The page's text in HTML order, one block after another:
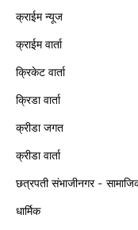
क्राईम न्यूज
क्राईम वार्ता
क्रिकेट वार्ता
क्रिडा वार्ता
क्रीडा जगत
क्रीडा वार्ता
छत्रपती संभाजीनगर - सामाजिक
धार्मिक